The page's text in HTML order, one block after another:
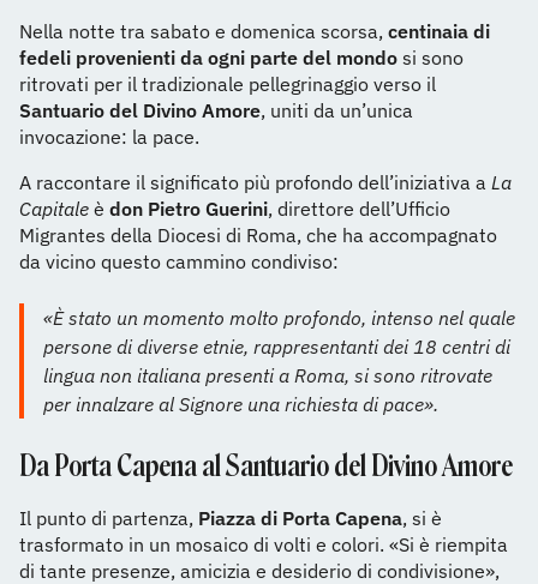
Nella notte tra sabato e domenica scorsa, centinaia di
fedeli provenienti da ogni parte del mondo si sono
ritrovati per il tradizionale pellegrinaggio verso il
Santuario del Divino Amore, uniti da un’unica
invocazione: la pace.
A raccontare il significato più profondo dell’iniziativa a La
Capitale è don Pietro Guerini, direttore dell’Ufficio
Migrantes della Diocesi di Roma, che ha accompagnato
da vicino questo cammino condiviso:
«È stato un momento molto profondo, intenso nel quale
persone di diverse etnie, rappresentanti dei 18 centri di
lingua non italiana presenti a Roma, si sono ritrovate
per innalzare al Signore una richiesta di pace».
Da Porta Capena al Santuario del Divino Amore
Il punto di partenza, Piazza di Porta Capena, si è
trasformato in un mosaico di volti e colori. «Si è riempita
di tante presenze, amicizia e desiderio di condivisione»,